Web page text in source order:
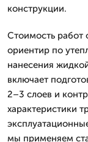
конструкции.
Стоимость работ
ориентир по
нанесения
включает
2–3 слоев и
характеристики
мы применяем